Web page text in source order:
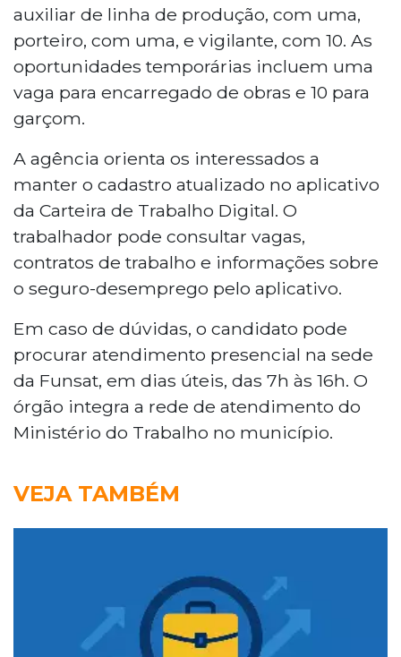
auxiliar de linha de produção, com uma,
porteiro, com uma, e vigilante, com 10. As
oportunidades temporárias incluem uma
vaga para encarregado de obras e 10 para
garçom.
A agência orienta os interessados a
manter o cadastro atualizado no aplicativo
da Carteira de Trabalho Digital. O
trabalhador pode consultar vagas,
contratos de trabalho e informações sobre
o seguro-desemprego pelo aplicativo.
Em caso de dúvidas, o candidato pode
procurar atendimento presencial na sede
da Funsat, em dias úteis, das 7h às 16h. O
órgão integra a rede de atendimento do
Ministério do Trabalho no município.
VEJA TAMBÉM